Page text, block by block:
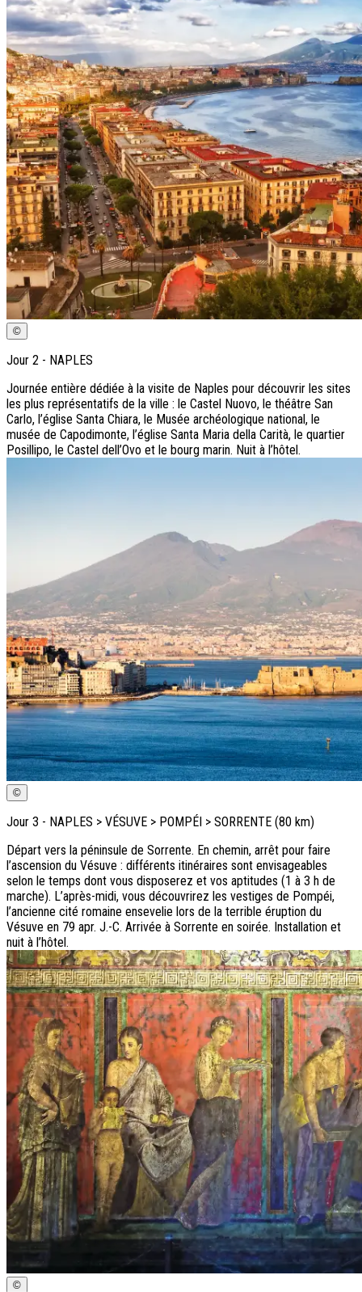
©
Jour 2 - NAPLES
Journée entière dédiée à la visite de Naples pour découvrir les sites
les plus représentatifs de la ville : le Castel Nuovo, le théâtre San
Carlo, l’église Santa Chiara, le Musée archéologique national, le
musée de Capodimonte, l’église Santa Maria della Carità, le quartier
Posillipo, le Castel dell’Ovo et le bourg marin. Nuit à l’hôtel.
©
Jour 3 - NAPLES > VÉSUVE > POMPÉI > SORRENTE (80 km)
Départ vers la péninsule de Sorrente. En chemin, arrêt pour faire
l’ascension du Vésuve : différents itinéraires sont envisageables
selon le temps dont vous disposerez et vos aptitudes (1 à 3 h de
marche). L’après-midi, vous découvrirez les vestiges de Pompéi,
l’ancienne cité romaine ensevelie lors de la terrible éruption du
Vésuve en 79 apr. J.-C. Arrivée à Sorrente en soirée. Installation et
nuit à l’hôtel.
©